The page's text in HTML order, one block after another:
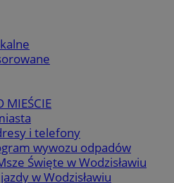
MIEŚCIE
i telefony
wywozu odpadów
Święte w Wodzisławiu
w Wodzisławiu